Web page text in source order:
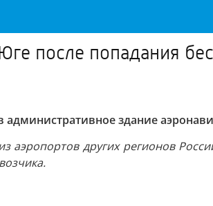
после попадания
административное здание
других регионов